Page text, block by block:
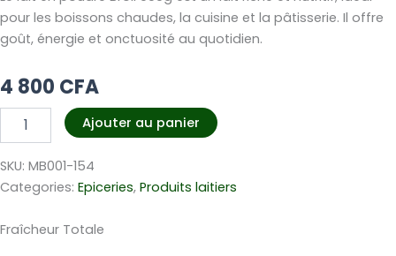
pour les boissons chaudes, la cuisine et la pâtisserie. Il offre
goût, énergie et onctuosité au quotidien.
4 800 CFA
quantité
en
poudre
900g
Ajouter au panier
SKU: MB001-154
Categories: Epiceries, Produits laitiers
Fraîcheur Totale